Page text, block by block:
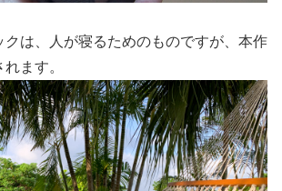
クは、人が寝るためのものですが、本作
ます。